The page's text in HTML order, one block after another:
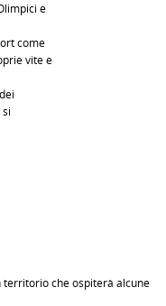
e
come
vite e
territorio che ospiterà alcune